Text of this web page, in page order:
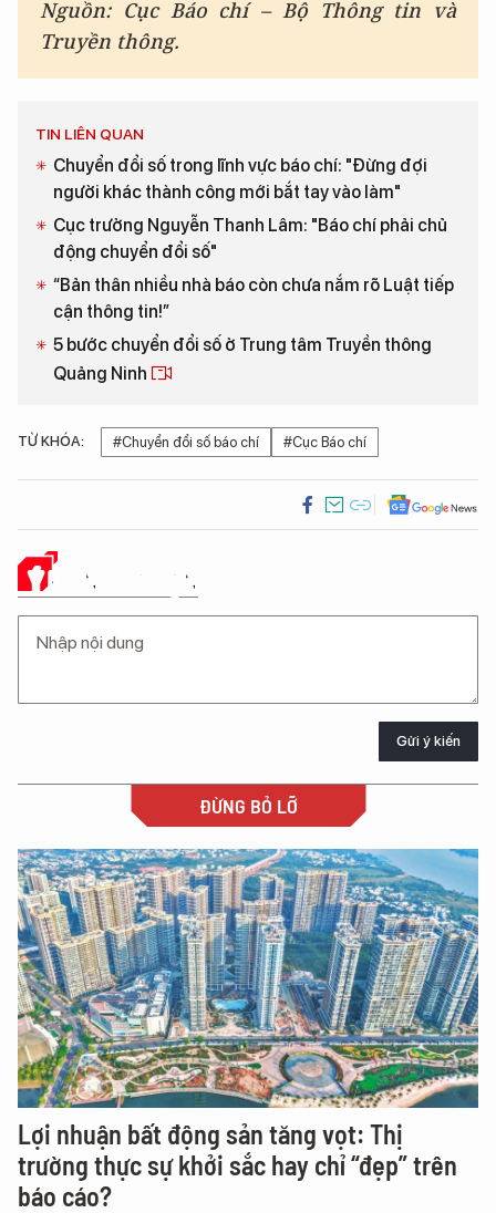
Nguồn: Cục Báo chí – Bộ Thông tin và
Truyền thông.
TIN LIÊN QUAN
Chuyển đổi số trong lĩnh vực báo chí: "Đừng đợi
người khác thành công mới bắt tay vào làm"
Cục trưởng Nguyễn Thanh Lâm: "Báo chí phải chủ
động chuyển đổi số"
“Bản thân nhiều nhà báo còn chưa nắm rõ Luật tiếp
cận thông tin!”
5 bước chuyển đổi số ở Trung tâm Truyền thông
Quảng Ninh
TỪ KHÓA: #Chuyển đổi số báo chí #Cục Báo chí
Ý KIẾN CỦA BẠN
Gửi ý kiến
ĐỪNG BỎ LỠ
Lợi nhuận bất động sản tăng vọt: Thị
trường thực sự khởi sắc hay chỉ “đẹp” trên
báo cáo?